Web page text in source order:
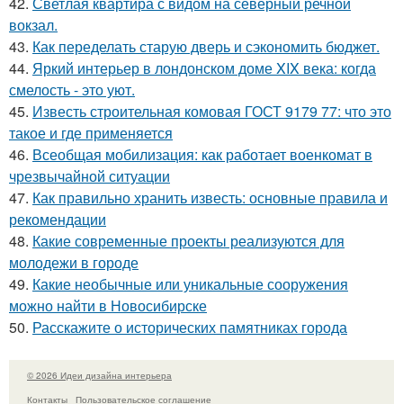
вокзал.
43. Как переделать старую дверь и сэкономить бюджет.
44. Яркий интерьер в лондонском доме XIX века: когда
смелость - это уют.
45. Известь строительная комовая ГОСТ 9179 77: что это
такое и где применяется
46. Всеобщая мобилизация: как работает военкомат в
чрезвычайной ситуации
47. Как правильно хранить известь: основные правила и
рекомендации
48. Какие современные проекты реализуются для
молодежи в городе
49. Какие необычные или уникальные сооружения
можно найти в Новосибирске
50. Расскажите о исторических памятниках города
© 2026 Идеи дизайна интерьера
Контакты
Пользовательское соглашение